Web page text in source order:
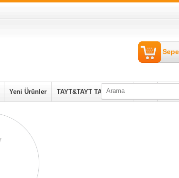
Yeni Ürünler TAYT&TAYT TAKIMLARI